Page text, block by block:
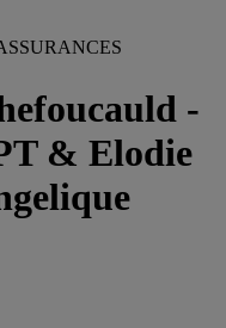
-
& Elodie